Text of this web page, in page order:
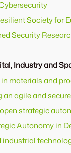
Society for
Security
Industry and
materials and
an agile and
strategic
Autonomy in
industrial